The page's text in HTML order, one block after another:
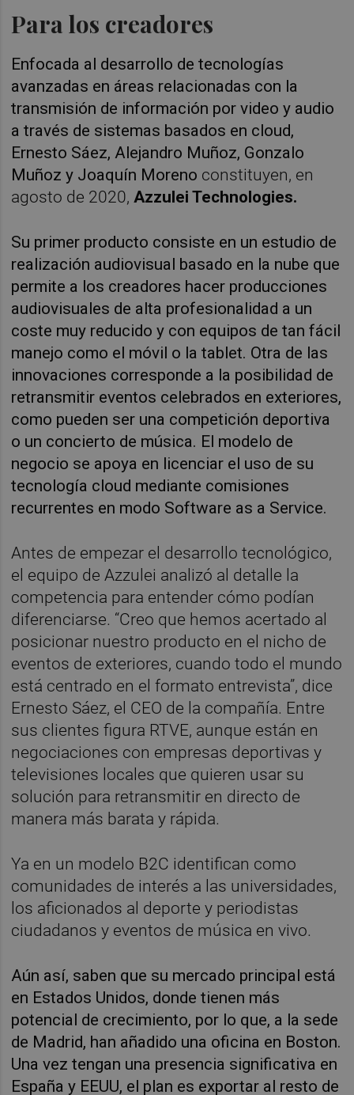
Para los creadores
Enfocada al desarrollo de tecnologías
avanzadas en áreas relacionadas con la
transmisión de información por video y audio
a través de sistemas basados en cloud,
Ernesto Sáez, Alejandro Muñoz, Gonzalo
Muñoz y Joaquín Moreno constituyen, en
agosto de 2020, Azzulei Technologies.
Su primer producto consiste en un estudio de
realización audiovisual basado en la nube que
permite a los creadores hacer producciones
audiovisuales de alta profesionalidad a un
coste muy reducido y con equipos de tan fácil
manejo como el móvil o la tablet. Otra de las
innovaciones corresponde a la posibilidad de
retransmitir eventos celebrados en exteriores,
como pueden ser una competición deportiva
o un concierto de música. El modelo de
negocio se apoya en licenciar el uso de su
tecnología cloud mediante comisiones
recurrentes en modo Software as a Service.
Antes de empezar el desarrollo tecnológico,
el equipo de Azzulei analizó al detalle la
competencia para entender cómo podían
diferenciarse. “Creo que hemos acertado al
posicionar nuestro producto en el nicho de
eventos de exteriores, cuando todo el mundo
está centrado en el formato entrevista”, dice
Ernesto Sáez, el CEO de la compañía. Entre
sus clientes figura RTVE, aunque están en
negociaciones con empresas deportivas y
televisiones locales que quieren usar su
solución para retransmitir en directo de
manera más barata y rápida.
Ya en un modelo B2C identifican como
comunidades de interés a las universidades,
los aficionados al deporte y periodistas
ciudadanos y eventos de música en vivo.
Aún así, saben que su mercado principal está
en Estados Unidos, donde tienen más
potencial de crecimiento, por lo que, a la sede
de Madrid, han añadido una oficina en Boston.
Una vez tengan una presencia significativa en
España y EEUU, el plan es exportar al resto de